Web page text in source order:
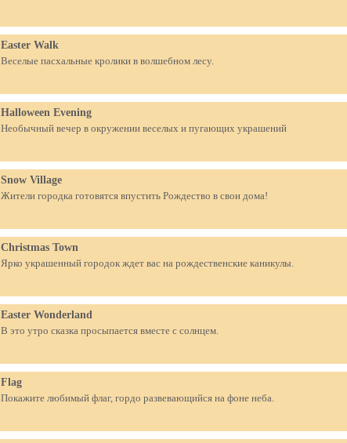
Easter Walk
Веселые пасхальные кролики в волшебном лесу.
Halloween Evening
Необычный вечер в окружении веселых и пугающих украшений
Snow Village
Жители городка готовятся впустить Рождество в свои дома!
Christmas Town
Ярко украшенный городок ждет вас на рождественские каникулы.
Easter Wonderland
В это утро сказка просыпается вместе с солнцем.
Flag
Покажите любимый флаг, гордо развевающийся на фоне неба.